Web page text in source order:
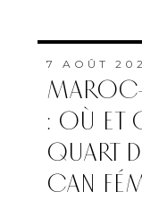
7 AOÛT
: OÙ ET
QUART
CAN